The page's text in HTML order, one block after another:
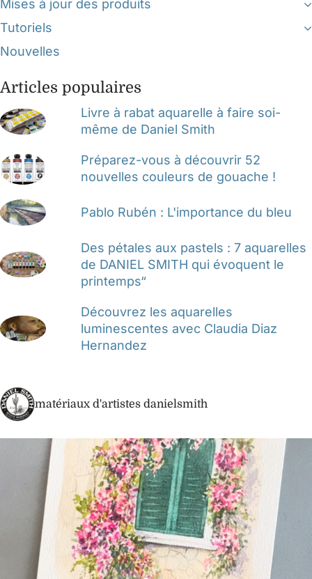
Mises à jour des produits
Tutoriels
Nouvelles
Articles populaires
Livre à rabat aquarelle à faire soi-
même de Daniel Smith
Préparez-vous à découvrir 52
nouvelles couleurs de gouache !
Pablo Rubén : L'importance du bleu
Des pétales aux pastels : 7 aquarelles
de DANIEL SMITH qui évoquent le
printemps“
Découvrez les aquarelles
luminescentes avec Claudia Diaz
Hernandez
matériaux d'artistes danielsmith